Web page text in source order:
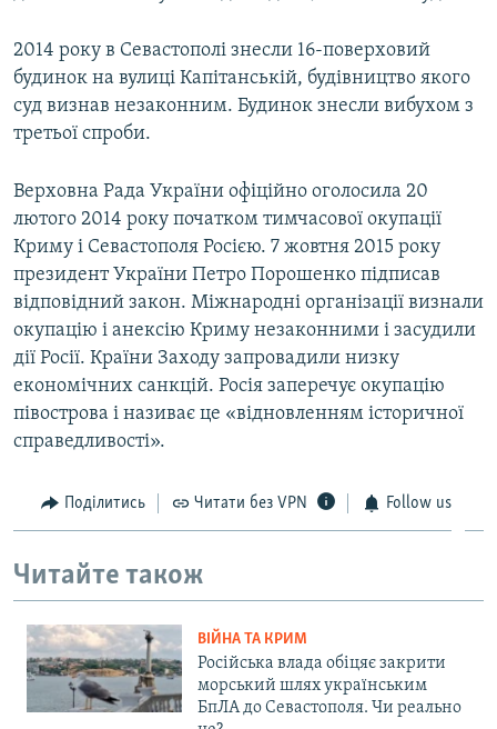
2014 року в Севастополі знесли 16-поверховий
будинок на вулиці Капітанській, будівництво якого
суд визнав незаконним. Будинок знесли вибухом з
третьої спроби.
Верховна Рада України офіційно оголосила 20
лютого 2014 року початком тимчасової окупації
Криму і Севастополя Росією. 7 жовтня 2015 року
президент України Петро Порошенко підписав
відповідний закон. Міжнародні організації визнали
окупацію і анексію Криму незаконними і засудили
дії Росії. Країни Заходу запровадили низку
економічних санкцій. Росія заперечує окупацію
півострова і називає це «відновленням історичної
справедливості».
Поділитись Читати без VPN Follow us
Читайте також
ВІЙНА ТА КРИМ
Російська влада обіцяє закрити
морський шлях українським
БпЛА до Севастополя. Чи реально